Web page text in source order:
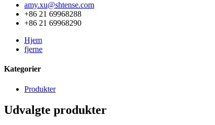
amy.xu@shtense.com
+86 21 69968288
+86 21 69968290
Hjem
fjerne
Kategorier
Produkter
Udvalgte produkter